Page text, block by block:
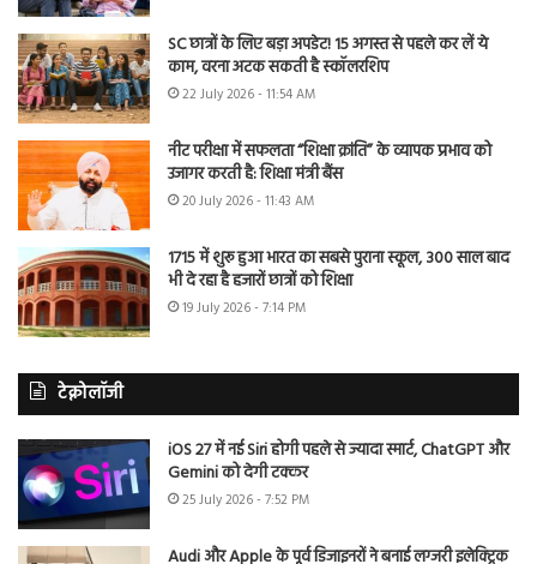
SC छात्रों के लिए बड़ा अपडेट! 15 अगस्त से पहले कर लें ये
काम, वरना अटक सकती है स्कॉलरशिप
22 July 2026 - 11:54 AM
नीट परीक्षा में सफलता “शिक्षा क्रांति” के व्यापक प्रभाव को
उजागर करती है: शिक्षा मंत्री बैंस
20 July 2026 - 11:43 AM
1715 में शुरू हुआ भारत का सबसे पुराना स्कूल, 300 साल बाद
भी दे रहा है हजारों छात्रों को शिक्षा
19 July 2026 - 7:14 PM
टेक्नोलॉजी
iOS 27 में नई Siri होगी पहले से ज्यादा स्मार्ट, ChatGPT और
Gemini को देगी टक्कर
25 July 2026 - 7:52 PM
Audi और Apple के पूर्व डिजाइनरों ने बनाई लग्जरी इलेक्ट्रिक